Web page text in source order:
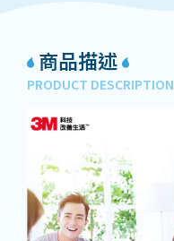
商品描述
PRODUCT DESCRIPTION